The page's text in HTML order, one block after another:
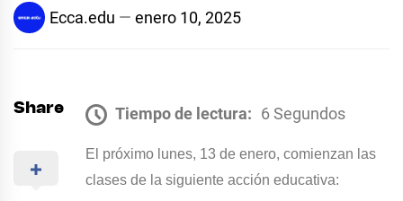
Ecca.edu enero 10, 2025
Share Tiempo de lectura: 6 Segundos
El próximo lunes, 13 de enero, comienzan las
clases de la siguiente acción educativa: